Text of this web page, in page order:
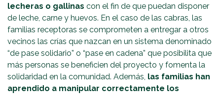
lecheras o gallinas con el fin de que puedan disponer
de leche, carne y huevos. En el caso de las cabras, las
familias receptoras se comprometen a entregar a otros
vecinos las crías que nazcan en un sistema denominado
“de pase solidario” o “pase en cadena” que posibilita que
más personas se beneficien del proyecto y fomenta la
solidaridad en la comunidad. Además, las familias han
aprendido a manipular correctamente los